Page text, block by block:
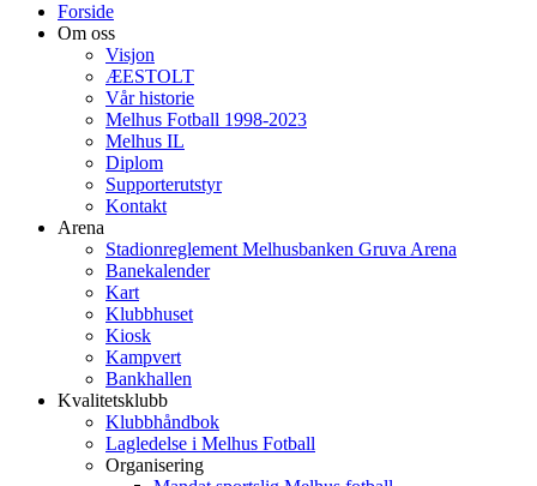
Forside
Om oss
Visjon
ÆESTOLT
Vår historie
Melhus Fotball 1998-2023
Melhus IL
Diplom
Supporterutstyr
Kontakt
Arena
Stadionreglement Melhusbanken Gruva Arena
Banekalender
Kart
Klubbhuset
Kiosk
Kampvert
Bankhallen
Kvalitetsklubb
Klubbhåndbok
Lagledelse i Melhus Fotball
Organisering